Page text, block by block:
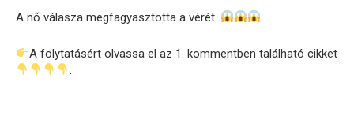
A nő válasza megfagyasztotta a vérét.
A folytatásért olvassa el az 1. kommentben található cikket
.